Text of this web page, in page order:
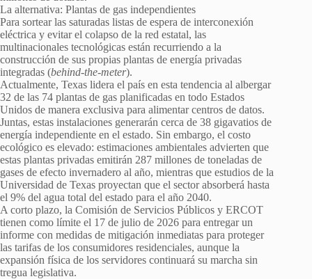
La alternativa: Plantas de gas independientes
Para sortear las saturadas listas de espera de interconexión
eléctrica y evitar el colapso de la red estatal, las
multinacionales tecnológicas están recurriendo a la
construcción de sus propias plantas de energía privadas
integradas (behind-the-meter).
Actualmente, Texas lidera el país en esta tendencia al albergar
32 de las 74 plantas de gas planificadas en todo Estados
Unidos de manera exclusiva para alimentar centros de datos.
Juntas, estas instalaciones generarán cerca de 38 gigavatios de
energía independiente en el estado. Sin embargo, el costo
ecológico es elevado: estimaciones ambientales advierten que
estas plantas privadas emitirán 287 millones de toneladas de
gases de efecto invernadero al año, mientras que estudios de la
Universidad de Texas proyectan que el sector absorberá hasta
el 9% del agua total del estado para el año 2040.
A corto plazo, la Comisión de Servicios Públicos y ERCOT
tienen como límite el 17 de julio de 2026 para entregar un
informe con medidas de mitigación inmediatas para proteger
las tarifas de los consumidores residenciales, aunque la
expansión física de los servidores continuará su marcha sin
tregua legislativa.